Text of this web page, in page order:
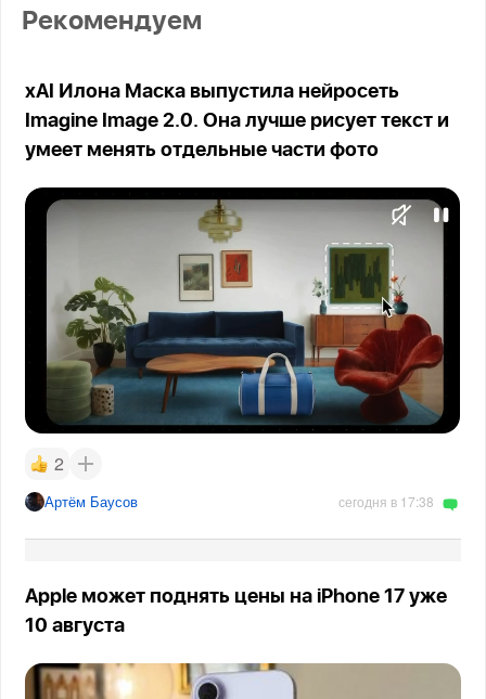
Рекомендуем
xAI Илона Маска выпустила нейросеть
Imagine Image 2.0. Она лучше рисует текст и
умеет менять отдельные части фото
2
Артём Баусов сегодня в 17:38
Apple может поднять цены на iPhone 17 уже
10 августа